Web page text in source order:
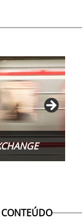
CONTEÚDO